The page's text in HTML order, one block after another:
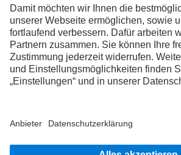
Gewährleistung